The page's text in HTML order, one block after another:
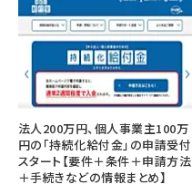
法人200万円、個人事業主100万
円の「持続化給付金」の申請受付
スタート【要件＋条件＋申請方法
＋手続きなどの情報まとめ】